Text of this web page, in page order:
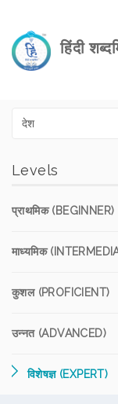
हिंदी
Levels
प्राथमिक (BEGINNER)
माध्यमिक
कुशल (PROFICIENT)
उन्नत (ADVANCED)
विशेषज्ञ (EXPERT)